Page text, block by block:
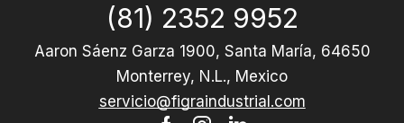
(81) 2352 9952
Aaron Sáenz Garza 1900, Santa María, 64650
Monterrey, N.L., Mexico
servicio@figraindustrial.com